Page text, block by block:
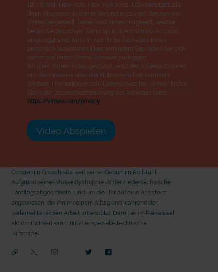
oder "Deppen der "Wir bauen Cherson wieder auf" - Optimismus in der
18th Street, New York, New York 10011, USA bereitgestellt.
Beim Abspielen wird eine Verbindung zu den Servern von
Vimeo hergestellt. Dabei wird Vimeo mitgeteilt, welche
Seiten Sie besuchen. Wenn Sie in Ihrem Vimeo-Account
eingeloggt sind, kann Vimeo Ihr Surfverhalten Ihnen
persönlich zuzuordnen. Dies verhindern Sie, indem Sie sich
vorher aus Ihrem Vimeo-Account ausloggen.
Wird ein Vimeo-Video gestartet, setzt der Anbieter Cookies
ein, die Hinweise über das Nutzerverhalten sammeln.
Weitere Informationen zum Datenschutz bei „Vimeo“ finden
Sie in der Datenschutzerklärung des Anbieters unter:
https://vimeo.com/privacy
Video Abspielen
Constantin Grosch sitzt seit seiner Geburt im Rollstuhl.
Aufgrund seiner Muskeldystrophie ist der niedersächsische
Landtagsabgeordnete rund um die Uhr auf eine Assistenz
angewiesen, die ihn in seinem Alltag und während der
parlamentarischen Arbeit unterstützt. Damit er im Plenarsaal
aktiv mitwirken kann, nutzt er spezielle technische
Hilfsmittel.